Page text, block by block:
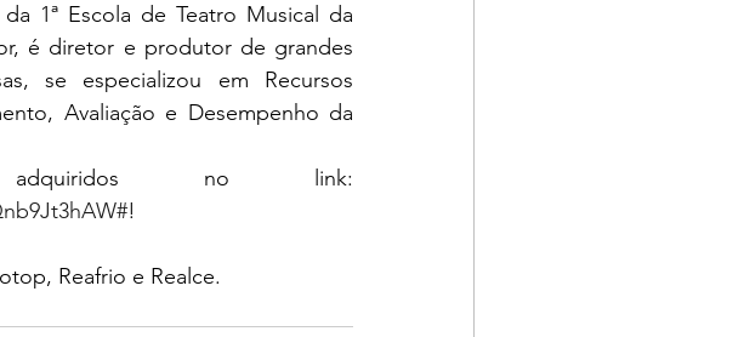
1ª Escola de Teatro Musical da
é diretor e produtor de grandes
se especializou em Recursos
Avaliação e Desempenho da
!
Reafrio e Realce.